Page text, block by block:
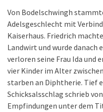
Von Bodelschwingh
Adelsgeschlecht mit
Kaiserhaus. Friedrich
Landwirt und wurde danach
verloren seine Frau Ida und
vier Kinder im Alter
starben an Diphtherie. Tief
Schicksalsschlag schrieb
Empfindungen unter dem